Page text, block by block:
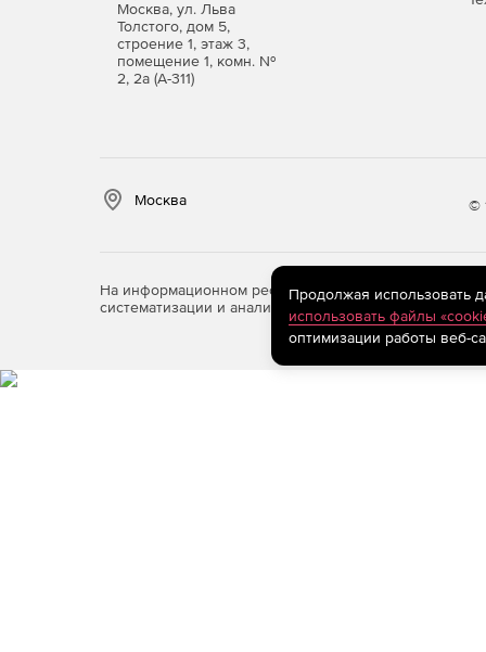
Москва, ул. Льва
Толстого, дом 5,
строение 1, этаж 3,
помещение 1, комн. №
2, 2а (А-311)
Москва ©
На информационном ресурсе store.softline.ru
систематизации и анализа сведений, относящихся
Продолжая использовать
использовать файлы
оптимизации работы веб-